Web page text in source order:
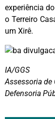
experiência
o Terreiro
um Xirê.
IA/GGS
Assessoria de
Defensoria